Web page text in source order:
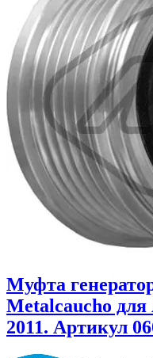
Муфта
Metalcaucho для
2011. Артикул